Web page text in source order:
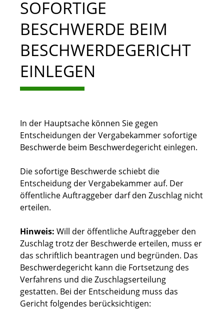
SOFORTIGE
BESCHWERDE BEIM
BESCHWERDEGERICHT
EINLEGEN
In der Hauptsache können Sie gegen
Entscheidungen der Vergabekammer sofortige
Beschwerde beim Beschwerdegericht einlegen.
Die sofortige Beschwerde schiebt die
Entscheidung der Vergabekammer auf. Der
öffentliche Auftraggeber darf den Zuschlag nicht
erteilen.
Hinweis: Will der öffentliche Auftraggeber den
Zuschlag trotz der Beschwerde erteilen, muss er
das schriftlich beantragen und begründen. Das
Beschwerdegericht kann die Fortsetzung des
Verfahrens und die Zuschlagserteilung
gestatten. Bei der Entscheidung muss das
Gericht folgendes berücksichtigen: